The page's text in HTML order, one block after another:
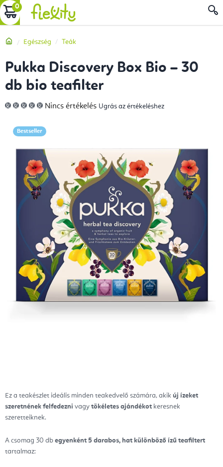
Ugrás
a
tartalomhoz
KOSÁR
Kezdőlap
Egészség Teák
Ez a teakészlet ideális minden teakedvelő számára, akik új ízeket
szeretnének felfedezni vagy tökéletes ajándékot keresnek
szeretteiknek.
A csomag 30 db egyenként 5 darabos, hat különböző ízű teafiltert
tartalmaz:
Pukka Discovery Box Bio – 30
db bio teafilter
A
termék
5-
ből
Nincs értékelés Ugrás az értékeléshez
Bestseller